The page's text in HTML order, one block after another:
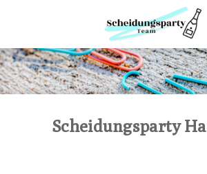
springen
Scheidungsparty